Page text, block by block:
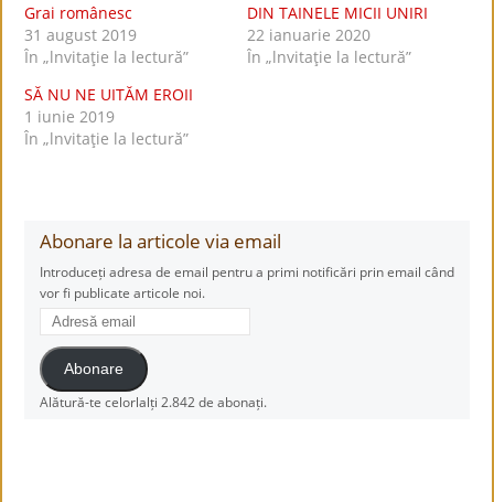
Grai românesc
31 august 2019
În „lnvitaţie la lectură”
DIN TAINELE MICII UNIRI
22 ianuarie 2020
În „lnvitaţie la lectură”
SĂ NU NE UITĂM EROII
1 iunie 2019
În „lnvitaţie la lectură”
Abonare la articole via email
Introduceți adresa de email pentru a primi notificări prin email când
vor fi publicate articole noi.
Adresă
email
Abonare
Alătură-te celorlalți 2.842 de abonați.